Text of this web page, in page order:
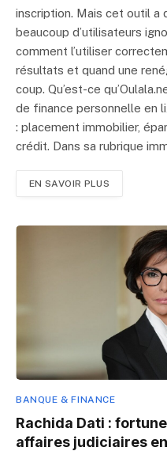
inscription. Mais cet outil a
beaucoup d’utilisateurs
comment l’utiliser
résultats et quand une
coup. Qu’est-ce
de finance personnelle en
: placement immobilier,
crédit. Dans sa rubrique
EN SAVOIR PLUS
BANQUE & FINANCE
Rachida Dati :
affaires judiciaires